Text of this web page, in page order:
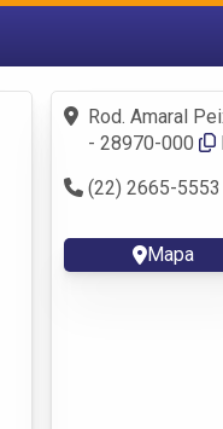
Fazer login
Criar conta
Rod. Amaral
- 28970-000
(22) 2665-5553
Mapa